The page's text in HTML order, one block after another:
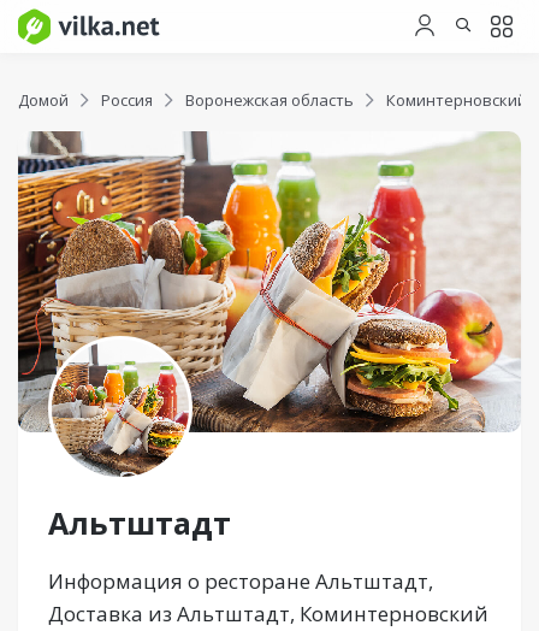
Домой Россия Воронежская область Коминтерновский
Альтштадт
Информация о ресторане Альтштадт,
Доставка из Альтштадт, Коминтерновский